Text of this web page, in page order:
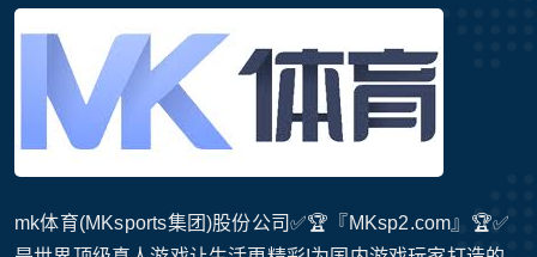
mk体育(MKsports集团)股份公司✅🏆『MKsp2.com』🏆✅